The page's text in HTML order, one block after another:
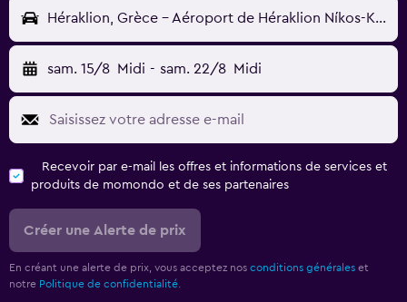
Héraklion, Grèce - Aéroport de Héraklion Níkos-Kazantzákis (HER)
sam. 15/8 Midi - sam. 22/8 Midi
Recevoir par e-mail les offres et informations de services et
produits de momondo et de ses partenaires
Créer une Alerte de prix
En créant une alerte de prix, vous acceptez nos conditions générales et
notre Politique de confidentialité.